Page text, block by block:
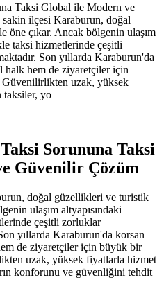
Taksi Global ile Modern ve
ilçesi Karaburun, doğal
öne çıkar. Ancak bölgenin ulaşım
taksi hizmetlerinde çeşitli
Son yıllarda Karaburun'da
halk hem de ziyaretçiler için
uzak, yüksek
taksiler, yo
Sorununa Taksi
Güvenilir Çözüm
doğal güzellikleri ve turistik
ulaşım altyapısındaki
çeşitli zorluklar
yıllarda Karaburun'da korsan
de ziyaretçiler için büyük bir
uzak, yüksek fiyatlarla hizmet
konforunu ve güvenliğini tehdit